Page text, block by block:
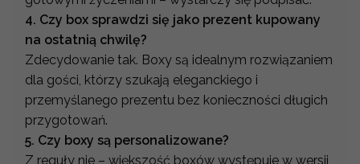
4. Czy box sprawdzi się jako prezent kupowany
na ostatnią chwilę?
Zdecydowanie tak. Boxy są idealnym rozwiązaniem
dla gości, którzy szukają eleganckiego i
przemyślanego prezentu bez konieczności długich
przygotowań.
5. Czy boxy są personalizowane?
Z reguły nie – większość boxów występuje w wersji